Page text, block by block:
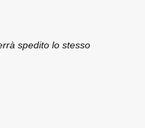
spedito lo stesso